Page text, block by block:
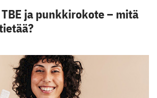
ja punkkirokote – mitä